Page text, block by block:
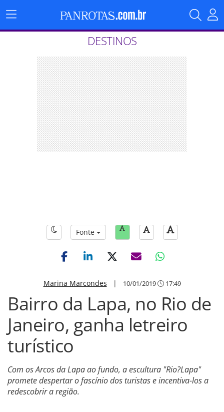
Menu
Principal
DESTINOS
Fonte
Marina Marcondes | 10/01/2019 17:49
Bairro da Lapa, no Rio de
Janeiro, ganha letreiro
turístico
Com os Arcos da Lapa ao fundo, a escultura "Rio?Lapa"
promete despertar o fascínio dos turistas e incentiva-los a
redescobrir a região.